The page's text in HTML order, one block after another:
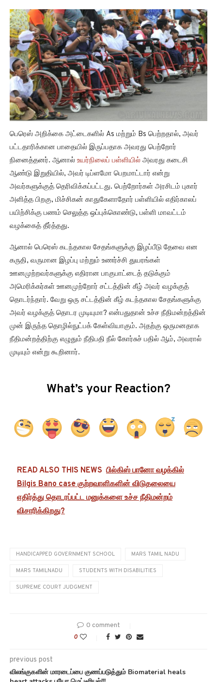
பெரெஸ் அறிக்கை அட்டைகளில் As மற்றும் Bs பெற்றதால், அவர்
பட்டதாரிக்கான பாதையில் இருப்பதாக அவரது பெற்றோர்
நினைத்தனர். ஆனால் உயர்நிலைப் பள்ளியில் அவரது கடைசி
ஆண்டு இறுதியில், அவர் டிப்ளமோ பெறமாட்டார் என்று
அவர்களுக்குத் தெரிவிக்கப்பட்டது. பெற்றோர்கள் அரசிடம் புகார்
அளித்த பிறகு, மிச்சிகன் காதுகேளாதோர் பள்ளியில் எதிர்காலப்
பயிற்சிக்கு பணம் செலுத்த ஒப்புக்கொண்டு, பள்ளி மாவட்டம்
வழக்கைத் தீர்த்தது.
ஆனால் பெரெஸ் கடந்தகால சேதங்களுக்கு இழப்பீடு தேவை என
கருதி, வருமான இழப்பு மற்றும் உணர்ச்சி துயரங்கள்
ஊனமுற்றவர்களுக்கு எதிரான பாகுபாட்டைத் தடுக்கும்
அமெரிக்கர்கள் ஊனமுற்றோர் சட்டத்தின் கீழ் அவர் வழக்குத்
தொடர்ந்தார். வேறு ஒரு சட்டத்தின் கீழ் கடந்தகால சேதங்களுக்கு
அவர் வழக்குத் தொடர முடியுமா? என்பதுதான் உச்ச நீதிமன்றத்தின்
முன் இருந்த தொழில்நுட்பக் கேள்வியாகும். அதற்கு ஒருமனதாக
நீதிமன்றத்திற்கு எழுதும் நீதிபதி நீல் கோர்சுச் பதில் ஆம், அவரால்
முடியும் என்று கூறினார்.
What’s your Reaction?
READ ALSO THIS NEWS பில்கிஸ் பானோ வழக்கில்
Bilgis Bano case குற்றவாளிகளின் விடுதலையை
எதிர்த்து தொடரப்பட்ட மனுக்களை உச்ச நீதிமன்றம்
விசாரிக்கிறது?
HANDICAPPED GOVERNMENT SCHOOL MARS TAMIL NADU
MARS TAMILNADU STUDENTS WITH DISABILITIES
SUPREME COURT JUDGMENT
0 comment
0
previous post
விலங்குகளின் மாரடைப்பை குணப்படுத்தும் Biomaterial heals